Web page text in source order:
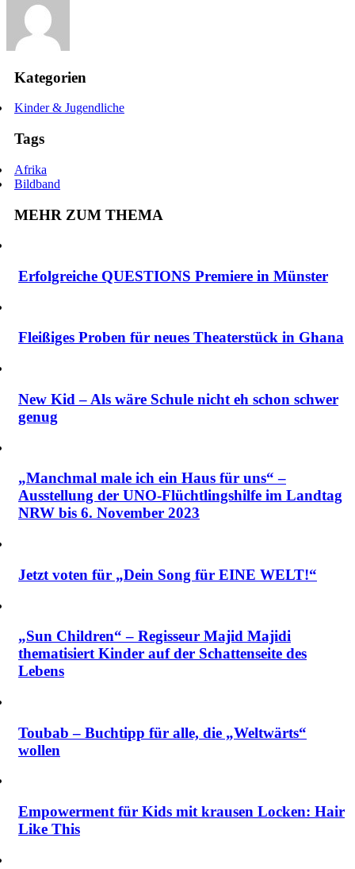
Kategorien
Kinder & Jugendliche
Tags
Afrika
Bildband
MEHR ZUM THEMA
Erfolgreiche QUESTIONS Premiere in Münster
Fleißiges Proben für neues Theaterstück in Ghana
New Kid – Als wäre Schule nicht eh schon schwer
genug
„Manchmal male ich ein Haus für uns“ –
Ausstellung der UNO-Flüchtlingshilfe im Landtag
NRW bis 6. November 2023
Jetzt voten für „Dein Song für EINE WELT!“
„Sun Children“ – Regisseur Majid Majidi
thematisiert Kinder auf der Schattenseite des
Lebens
Toubab – Buchtipp für alle, die „Weltwärts“
wollen
Empowerment für Kids mit krausen Locken: Hair
Like This